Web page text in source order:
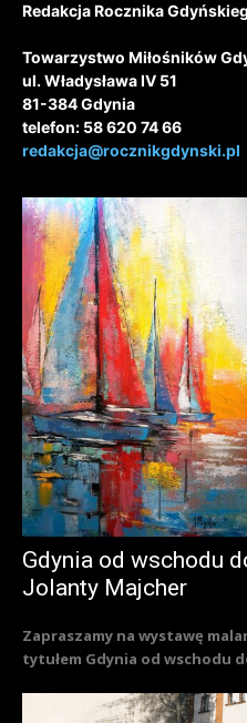
Redakcja Rocznika
Towarzystwo Miłośników
ul. Władysława IV 51
81-384 Gdynia
telefon: 58 620 74 66
redakcja@rocznikgdynski.pl
Gdynia od wschodu
Jolanty Majcher
Zapraszamy na wystawę
tytułem Gdynia od wschodu